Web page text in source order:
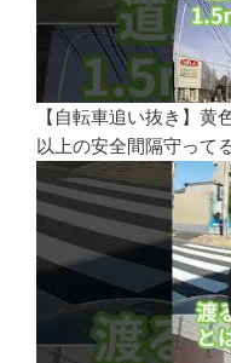
【自転車追い抜き】黄
以上の安全間隔守って